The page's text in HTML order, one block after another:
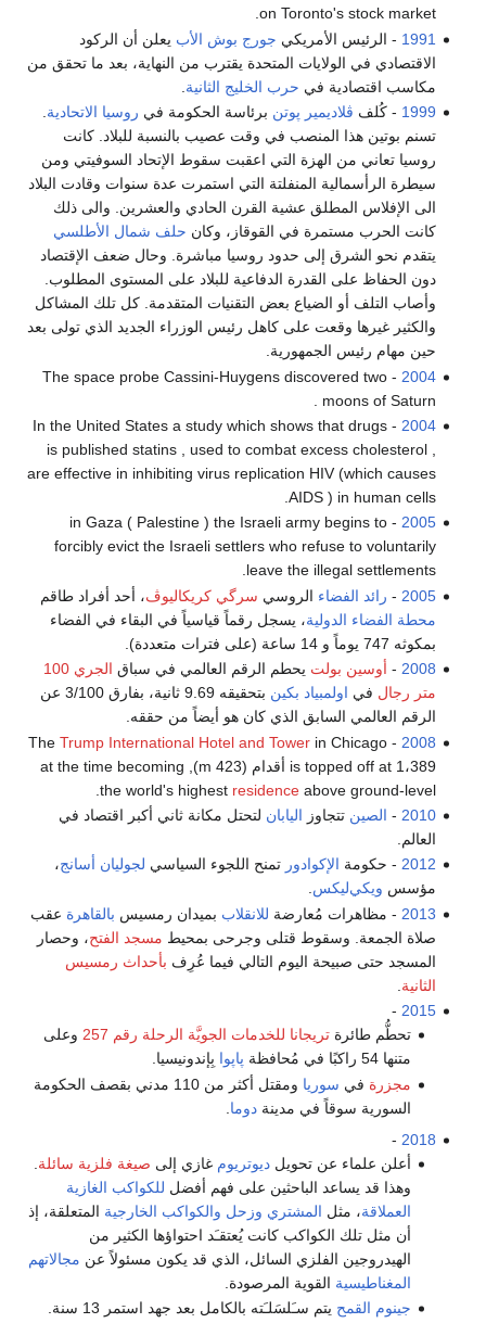
on Toronto's stock market.
1991 - الرئيس الأمريكي جورج بوش الأب يعلن أن الركود
الاقتصادي في الولايات المتحدة يقترب من النهاية، بعد ما تحقق من
مكاسب اقتصادية في حرب الخليج الثانية
1999 - كُلف ڤلاديمير پوتن برئاسة الحكومة في روسيا الاتحادية.
تسنم بوتين هذا المنصب في وقت عصيب بالنسبة للبلاد. كانت
روسيا تعاني من الهزة التي اعقبت سقوط الإتحاد السوفيتي ومن
سيطرة الرأسمالية المنفلتة التي استمرت عدة سنوات وقادت البلاد
الى الإفلاس المطلق عشية القرن الحادي والعشرين. والى ذلك
كانت الحرب مستمرة في القوقاز، وكان حلف شمال الأطلسي
يتقدم نحو الشرق إلى حدود روسيا مباشرة. وحال ضعف الإقتصاد
دون الحفاظ على القدرة الدفاعية للبلاد على المستوى المطلوب.
وأصاب التلف أو الضياع بعض التقنيات المتقدمة. كل تلك المشاكل
والكثير غيرها وقعت على كاهل رئيس الوزراء الجديد الذي تولى بعد
حين مهام رئيس الجمهورية.
2004
- The space probe Cassini-Huygens discovered two
moons of Saturn .
2004
- In the United States a study which shows that drugs
is published statins , used to combat excess cholesterol ,
are effective in inhibiting virus replication HIV (which causes
AIDS ) in human cells.
2005
- in Gaza ( Palestine ) the Israeli army begins to
forcibly evict the Israeli settlers who refuse to voluntarily
leave the illegal settlements.
2005
- رائد الفضاء الروسي سرگي كريكاليوڤ، أحد أفراد طاقم
محطة الفضاء الدولية، يسجل رقماً قياسياً في البقاء في الفضاء
بمكوثه 747 يوماً و 14 ساعة (على فترات متعددة).
2008
- أوسين بولت يحطم الرقم العالمي في سباق
الجري 100
متر رجال في اولمبياد بكين
بتحقيقه 9.69 ثانية، بفارق 3/100 عن
الرقم العالمي السابق الذي كان هو أيضاً من حققه.
2008
- The
Trump International Hotel and Towerin Chicago
is topped off at 1،389 أقدام (423 m), at the time becoming
the world's highest residenceabove ground-level.
2010
- الصين تتجاوز اليابان لتحتل مكانة ثاني أكبر اقتصاد في
العالم.
2012 - حكومة الإكوادور تمنح اللجوء السياسي لجوليان أسانج،
مؤسس ويكي‌ليكس.
2013 - مظاهرات مُعارضة للانقلاب بميدان رمسيس بالقاهرة عقب
صلاة الجمعة. وسقوط قتلى وجرحى بمحيط مسجد الفتح، وحصار
المسجد حتى صبيحة اليوم التالي فيما عُرِف بأحداث رمسيس
الثانية
2015
-
تحطُّم طائرة تريجانا للخدمات الجويَّة الرحلة رقم 257
وعلى
متنها 54 راكبًا في مُحافظة
پاپوا بِإندونيسيا.
مجزرة في سوريا
ومقتل أكثر من 110 مدني بقصف الحكومة
السورية سوقاً في مدينة دوما
2018
-
أعلن علماء عن تحويل ديوتريوم غازي إلى صيغة فلزية سائلة
وهذا قد يساعد الباحثين على فهم أفضل للكواكب الغازية
العملاقة، مثل المشتري وزحل والكواكب الخارجية المتعلقة، إذ
أن مثل تلك الكواكب كانت يُعتقـَد احتواؤها الكثير من
الهيدروجين الفلزي السائل، الذي قد يكون مسئولاً عن مجالاتهم
المغناطيسية القوية المرصودة.
جينوم القمح يتم سـَلسَلـَته بالكامل بعد جهد استمر 13 سنة.